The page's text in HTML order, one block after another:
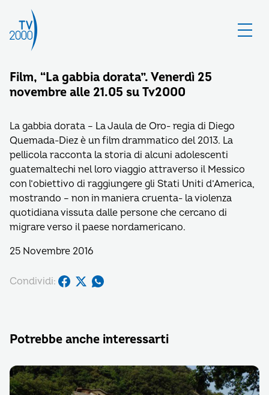
Film, “La gabbia dorata”. Venerdì 25
novembre alle 21.05 su Tv2000
La gabbia dorata – La Jaula de Oro- regia di Diego
Quemada-Diez è un film drammatico del 2013. La
pellicola racconta la storia di alcuni adolescenti
guatemaltechi nel loro viaggio attraverso il Messico
con l’obiettivo di raggiungere gli Stati Uniti d’America,
mostrando – non in maniera cruenta- la violenza
quotidiana vissuta dalle persone che cercano di
migrare verso il paese nordamericano.
25 Novembre 2016
Condividi:
Potrebbe anche interessarti